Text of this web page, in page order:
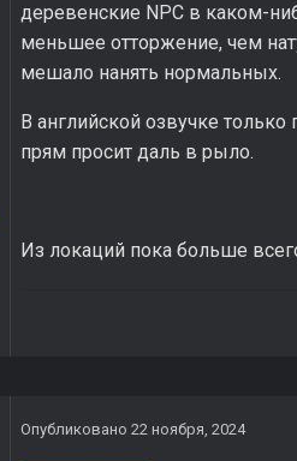
деревенские NPC в каком-
меньшее отторжение, чем
мешало нанять нормальных.
В английской озвучке
прям просит даль в рыло.
Из локаций пока больше
Опубликовано 22 ноября, 2024